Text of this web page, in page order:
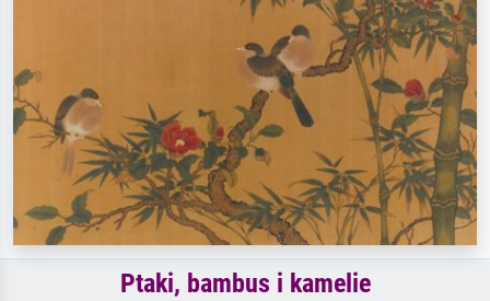
abstrakcja z czerwienią, ciemny olej,
stojący akt obok drzewa.
Ptaki, bambus i kamelie